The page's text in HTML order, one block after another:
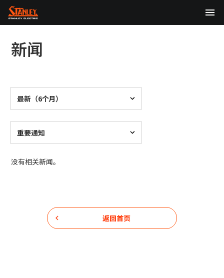
日本語 中文
关于我们
产品中心
技术研发
可持续发展
股东・投资者信息（English）
新闻
最新（6个月）
重要通知
没有相关新闻。
返回首页